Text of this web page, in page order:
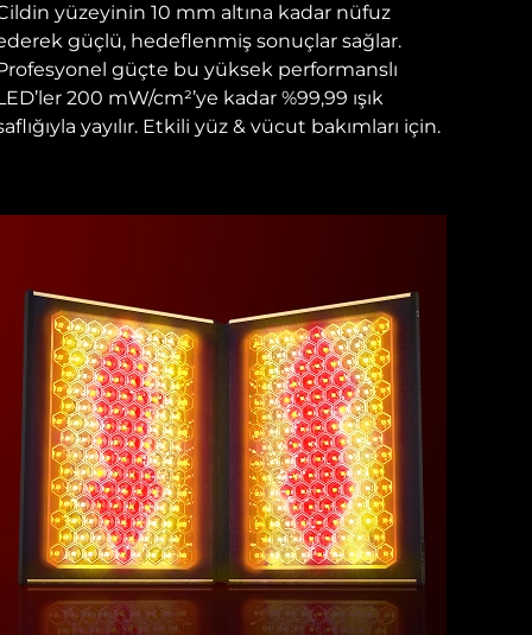
yüzeyinin 10 mm altına kadar nüfuz
güçlü, hedeflenmiş sonuçlar sağlar.
güçte bu yüksek performanslı
200 mW/cm²’ye kadar %99,99 ışık
yayılır. Etkili yüz & vücut bakımları için.